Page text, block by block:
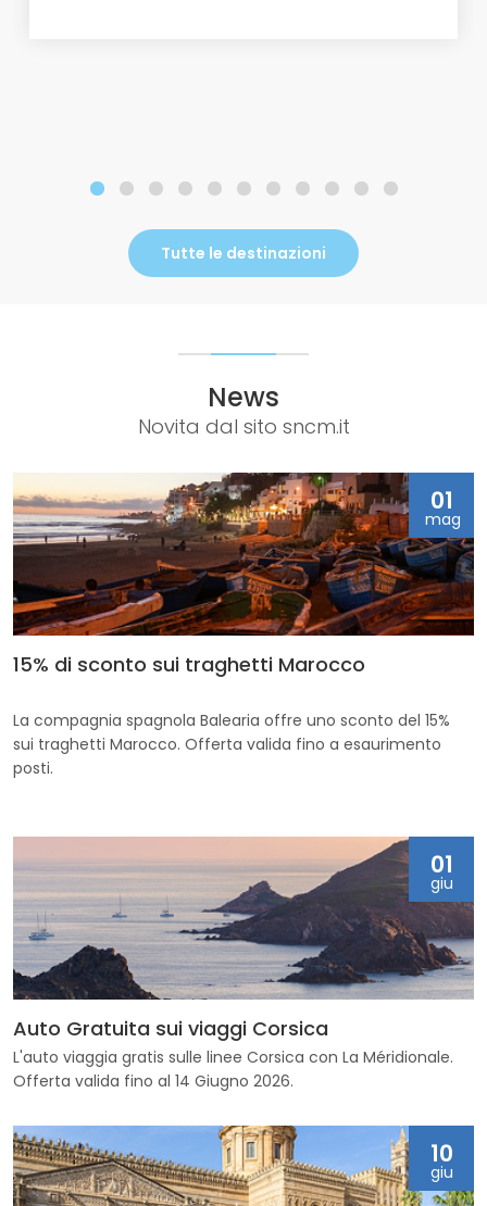
Tutte le destinazioni
News
Novita dal sito sncm.it
01
mag
15% di sconto sui traghetti Marocco
La compagnia spagnola Balearia offre uno sconto del 15%
sui traghetti Marocco. Offerta valida fino a esaurimento
posti.
01
giu
Auto Gratuita sui viaggi Corsica
L'auto viaggia gratis sulle linee Corsica con La Méridionale.
Offerta valida fino al 14 Giugno 2026.
10
giu